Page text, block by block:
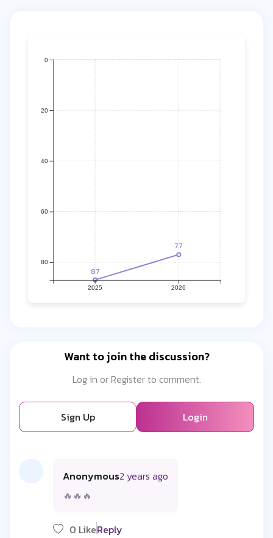
87
77
2025 2026
80
60
40
20
0
Want to join the discussion?
Log in or Register to comment.
Sign Up Login
Anonymous2 years ago
🔥🔥🔥
0 LikeReply